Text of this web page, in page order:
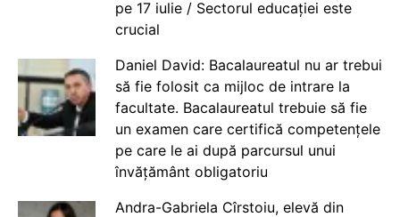
pe 17 iulie / Sectorul educației este
crucial
Daniel David: Bacalaureatul nu ar trebui
să fie folosit ca mijloc de intrare la
facultate. Bacalaureatul trebuie să fie
un examen care certifică competențele
pe care le ai după parcursul unui
învățământ obligatoriu
Andra-Gabriela Cîrstoiu, elevă din